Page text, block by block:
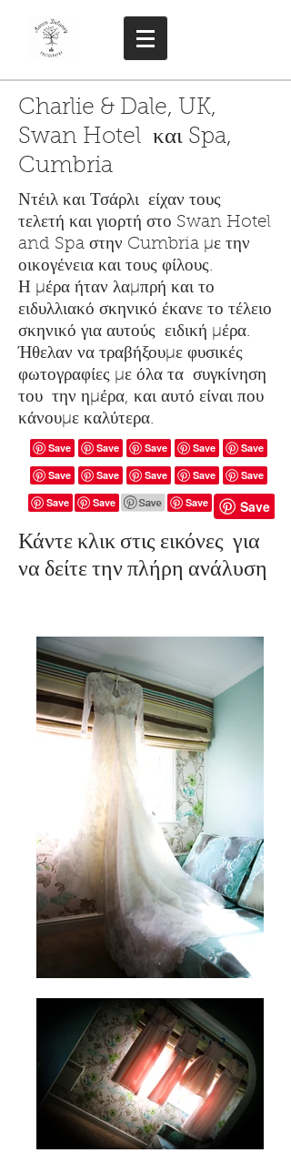
Charlie & Dale, UK,
Swan Hotel και Spa,
Cumbria
Ντέιλ και Τσάρλι είχαν τους
τελετή και γιορτή στο Swan Hotel
and Spa στην Cumbria με την
οικογένεια και τους φίλους.
Η μέρα ήταν λαμπρή και το
ειδυλλιακό σκηνικό έκανε το τέλειο
σκηνικό για αυτούς ειδική μέρα.
Ήθελαν να τραβήξουμε φυσικές
φωτογραφίες με όλα τα συγκίνηση
του την ημέρα, και αυτό είναι που
κάνουμε καλύτερα.
Κάντε κλικ στις εικόνες για
να δείτε την πλήρη ανάλυση